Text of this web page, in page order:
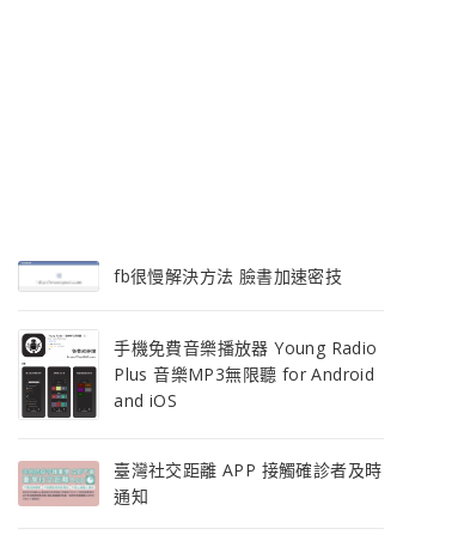
fb很慢解決方法 臉書加速密技
手機免費音樂播放器 Young Radio
Plus 音樂MP3無限聽 for Android
and iOS
臺灣社交距離 APP 接觸確診者及時
通知